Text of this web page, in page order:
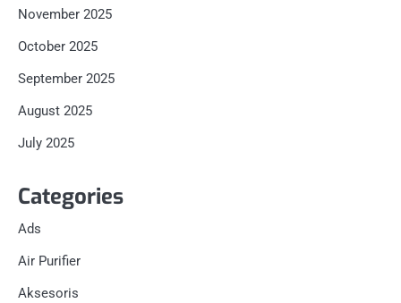
November 2025
October 2025
September 2025
August 2025
July 2025
Categories
Ads
Air Purifier
Aksesoris